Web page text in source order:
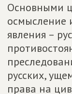
Основными
осмысление
явления –
русских,
права на